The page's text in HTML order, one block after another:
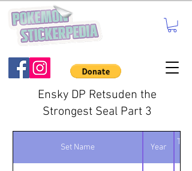
Ensky DP Retsuden the
Strongest Seal Part 3
Set Name Year